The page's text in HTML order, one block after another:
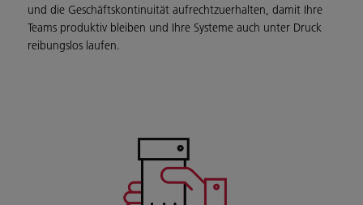
und die Geschäftskontinuität aufrechtzuerhalten, damit Ihre
Teams produktiv bleiben und Ihre Systeme auch unter Druck
reibungslos laufen.